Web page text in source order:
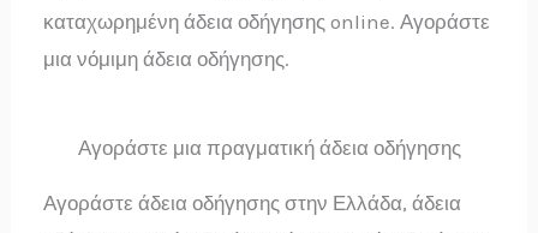
καταχωρημένη άδεια οδήγησης online. Αγοράστε
μια νόμιμη άδεια οδήγησης.
Αγοράστε μια πραγματική άδεια οδήγησης
Αγοράστε άδεια οδήγησης στην Ελλάδα, άδεια